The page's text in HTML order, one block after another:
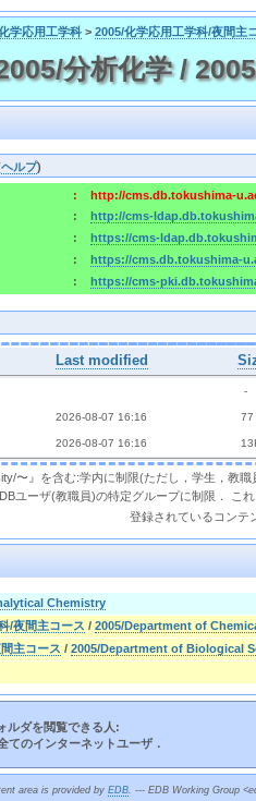
学応用工学科> 2005/化学応用工学科/夜間主
分析化学 /
ヘルプ)
:
http://cms.db.tokushima-
:
http://cms-
:
https://cms-
:
https://cms.db.tokushima-
: https://cms-
Last modified
  -
2026-08-07 16:16 77
2026-08-07 16:16
〜』を含む:学内に制限(ただし，学生，教
ユーザ(教職員)の特定グループに制限． こ
登録されているコンテ
Chemistry
/夜間主コース / 2005/Department of
主コース / 2005/Department of Biological
ルダを閲覧できる人:
てのインターネットユーザ．
area is provided by EDB. --- EDB Working Group